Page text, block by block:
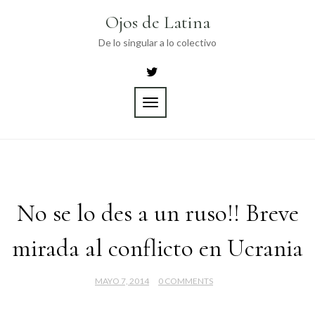
Ojos de Latina
De lo singular a lo colectivo
TOGGLE
NAVIGATION
No se lo des a un ruso!! Breve
mirada al conflicto en Ucrania
MAYO 7, 2014 0 COMMENTS